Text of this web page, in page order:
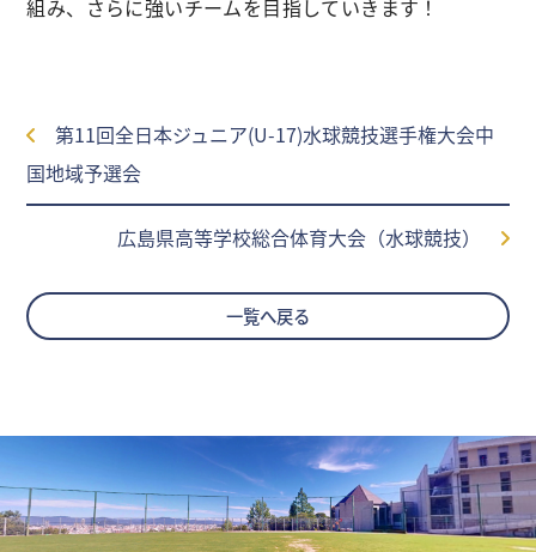
組み、さらに強いチームを目指していきます！
第11回全日本ジュニア(U-17)水球競技選手権大会中
国地域予選会
広島県高等学校総合体育大会（水球競技）
一覧へ戻る